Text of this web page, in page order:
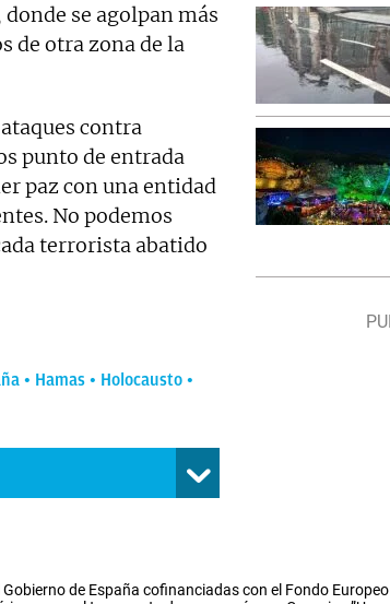
se agolpan más
de otra zona de la
contra
punto de entrada
paz con una entidad
No podemos
terrorista abatido
Hamas
Holocausto
de España cofinanciadas con el Fondo Europeo